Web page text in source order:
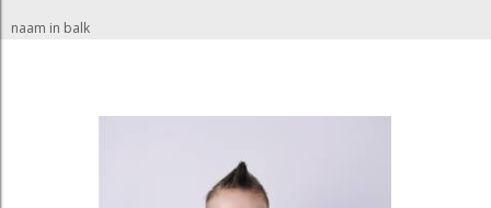
naam in balk